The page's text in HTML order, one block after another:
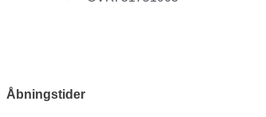
Åbningstider